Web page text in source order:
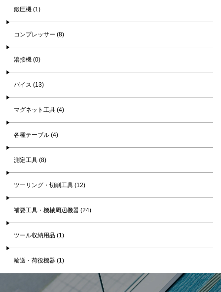
鍛圧機 (1)
コンプレッサー (8)
溶接機 (0)
バイス (13)
マグネット工具 (4)
各種テーブル (4)
測定工具 (8)
ツーリング・切削工具 (12)
補要工具・機械周辺機器 (24)
ツール収納用品 (1)
輸送・荷役機器 (1)